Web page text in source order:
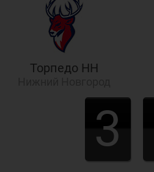
Торпедо НН
3